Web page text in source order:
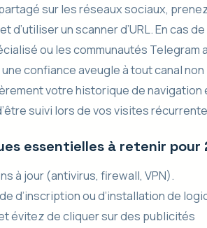
sur les réseaux sociaux,
d’utiliser un scanner d’URL. En cas
ou les communautés Telegram
confiance aveugle à tout canal non
votre historique de navigation
suivi lors de vos visites
essentielles à retenir pour
à jour (antivirus, firewall, VPN).
d’inscription ou d’installation de
évitez de cliquer sur des publicités